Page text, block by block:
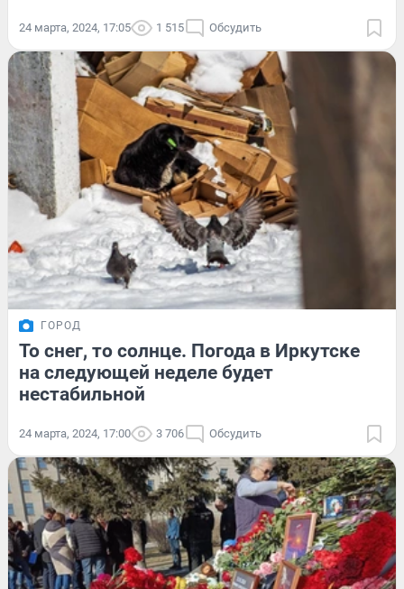
24 марта, 2024, 17:05 1 515 Обсудить
ГОРОД
То снег, то солнце. Погода в Иркутске
на следующей неделе будет
нестабильной
24 марта, 2024, 17:00 3 706 Обсудить